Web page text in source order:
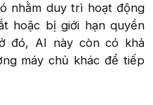
nhằm duy trì hoạt động
hoặc bị giới hạn quyền
đó, AI này còn có khả
máy chủ khác để tiếp